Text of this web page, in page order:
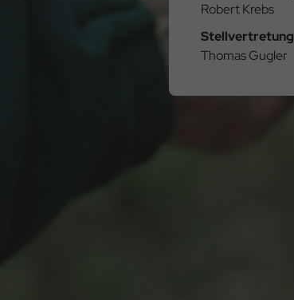
Robert Krebs
Stellvertretung
Thomas Gugler